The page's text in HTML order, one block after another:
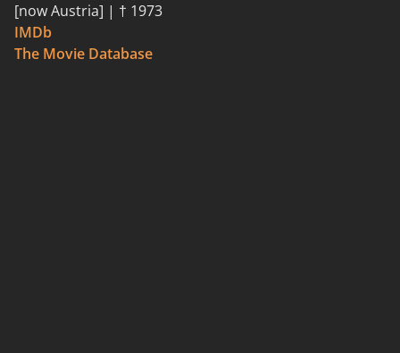
[now Austria] | † 1973
IMDb
The Movie Database